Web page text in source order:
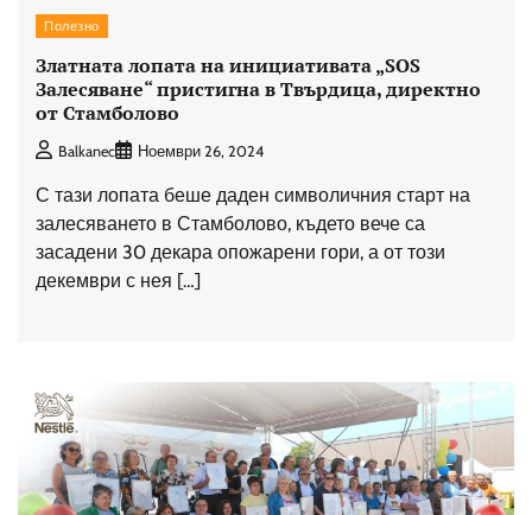
Полезно
Златната лопата на инициативата „SOS
Залесяване“ пристигна в Твърдица, директно
от Стамболово
Balkanec Ноември 26, 2024
С тази лопата беше даден символичния старт на
залесяването в Стамболово, където вече са
засадени 30 декара опожарени гори, а от този
декември с нея […]